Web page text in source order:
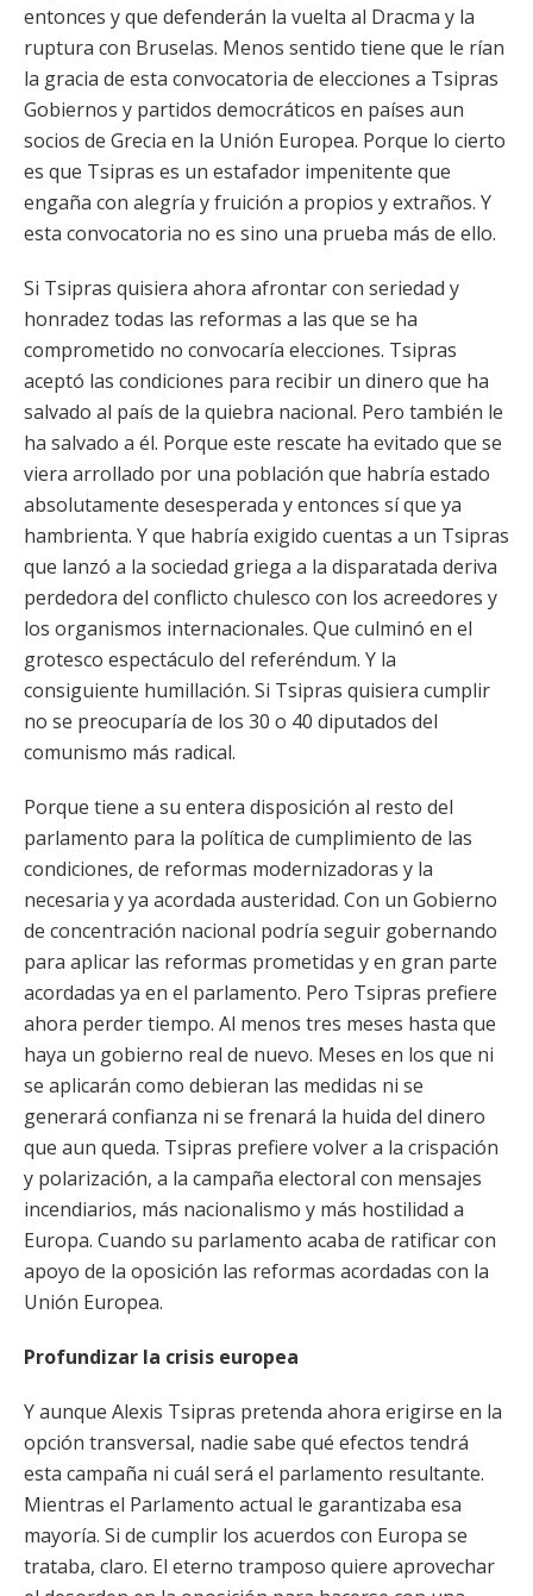
entonces y que defenderán la vuelta al Dracma y la
ruptura con Bruselas. Menos sentido tiene que le rían
la gracia de esta convocatoria de elecciones a Tsipras
Gobiernos y partidos democráticos en países aun
socios de Grecia en la Unión Europea. Porque lo cierto
es que Tsipras es un estafador impenitente que
engaña con alegría y fruición a propios y extraños. Y
esta convocatoria no es sino una prueba más de ello.
Si Tsipras quisiera ahora afrontar con seriedad y
honradez todas las reformas a las que se ha
comprometido no convocaría elecciones. Tsipras
aceptó las condiciones para recibir un dinero que ha
salvado al país de la quiebra nacional. Pero también le
ha salvado a él. Porque este rescate ha evitado que se
viera arrollado por una población que habría estado
absolutamente desesperada y entonces sí que ya
hambrienta. Y que habría exigido cuentas a un Tsipras
que lanzó a la sociedad griega a la disparatada deriva
perdedora del conflicto chulesco con los acreedores y
los organismos internacionales. Que culminó en el
grotesco espectáculo del referéndum. Y la
consiguiente humillación. Si Tsipras quisiera cumplir
no se preocuparía de los 30 o 40 diputados del
comunismo más radical.
Porque tiene a su entera disposición al resto del
parlamento para la política de cumplimiento de las
condiciones, de reformas modernizadoras y la
necesaria y ya acordada austeridad. Con un Gobierno
de concentración nacional podría seguir gobernando
para aplicar las reformas prometidas y en gran parte
acordadas ya en el parlamento. Pero Tsipras prefiere
ahora perder tiempo. Al menos tres meses hasta que
haya un gobierno real de nuevo. Meses en los que ni
se aplicarán como debieran las medidas ni se
generará confianza ni se frenará la huida del dinero
que aun queda. Tsipras prefiere volver a la crispación
y polarización, a la campaña electoral con mensajes
incendiarios, más nacionalismo y más hostilidad a
Europa. Cuando su parlamento acaba de ratificar con
apoyo de la oposición las reformas acordadas con la
Unión Europea.
Profundizar la crisis europea
Y aunque Alexis Tsipras pretenda ahora erigirse en la
opción transversal, nadie sabe qué efectos tendrá
esta campaña ni cuál será el parlamento resultante.
Mientras el Parlamento actual le garantizaba esa
mayoría. Si de cumplir los acuerdos con Europa se
trataba, claro. El eterno tramposo quiere aprovechar